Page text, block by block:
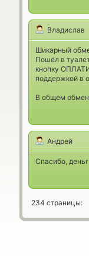
Владислав
Шикарный
Пошёл в
кнопку
поддержкой в
В общем
Андрей
Спасибо,
234 страницы: